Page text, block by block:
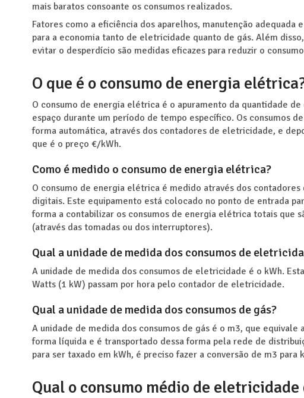
mais baratos consoante os consumos realizados.
Fatores como a eficiência dos aparelhos, manutenção adequada
para a economia tanto de eletricidade quanto de gás. Além
evitar o desperdício são medidas eficazes para reduzir o
O que é o consumo de energia
O consumo de energia elétrica é o apuramento da quantidade
espaço durante um período de tempo específico. Os consumos
forma automática, através dos contadores de eletricidade, e
que é o preço €/kWh.
Como é medido o consumo de energia elétrica?
O consumo de energia elétrica é medido através dos
digitais. Este equipamento está colocado no ponto de entrada
forma a contabilizar os consumos de energia elétrica totais que
(através das tomadas ou dos interruptores).
Qual a unidade de medida dos consumos de
A unidade de medida dos consumos de eletricidade é o kWh.
Watts (1 kW) passam por hora pelo contador de eletricidade.
Qual a unidade de medida dos consumos de gás?
A unidade de medida dos consumos de gás é o m3, que equivale
forma líquida e é transportado dessa forma pela rede de
para ser taxado em kWh, é preciso fazer a conversão de m3 para
Qual o consumo médio de